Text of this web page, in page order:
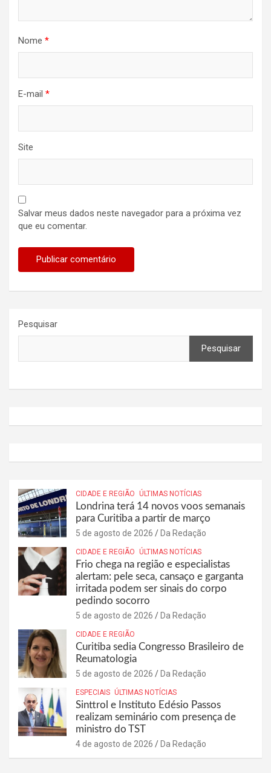
Nome *
E-mail *
Site
Salvar meus dados neste navegador para a próxima vez
que eu comentar.
Pesquisar
Pesquisar
CIDADE E REGIÃO ÚLTIMAS NOTÍCIAS
Londrina terá 14 novos voos semanais
para Curitiba a partir de março
5 de agosto de 2026 Da Redação
CIDADE E REGIÃO ÚLTIMAS NOTÍCIAS
Frio chega na região e especialistas
alertam: pele seca, cansaço e garganta
irritada podem ser sinais do corpo
pedindo socorro
5 de agosto de 2026 Da Redação
CIDADE E REGIÃO
Curitiba sedia Congresso Brasileiro de
Reumatologia
5 de agosto de 2026 Da Redação
ESPECIAIS ÚLTIMAS NOTÍCIAS
Sinttrol e Instituto Edésio Passos
realizam seminário com presença de
ministro do TST
4 de agosto de 2026 Da Redação